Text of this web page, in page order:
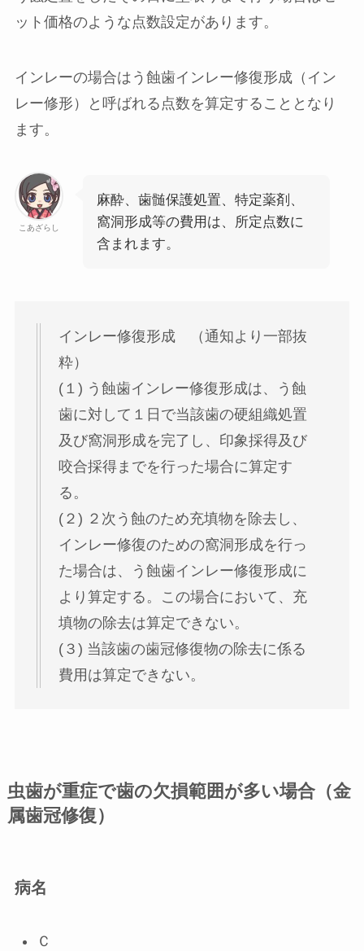
ット価格のような点数設定があります。
インレーの場合は う蝕歯インレー修復形成（イン
レー修形）
と呼ばれる点数を算定することとなり
ます。
こあざらし
麻酔、歯髄保護処置、特定薬剤、
窩洞形成等の費用は、所定点数に
含まれます。
インレー修復形成 （通知より一部抜
粋）
(１) う蝕歯インレー修復形成は、う蝕
歯に対して１日で当該歯の硬組織処置
及び窩洞形成を完了し、印象採得及び
咬合採得までを行った場合に算定す
る。
(２) ２次う蝕のため充填物を除去し、
インレー修復のための窩洞形成を行っ
た場合は、う蝕歯インレー修復形成に
より算定する。この場合において、充
填物の除去は算定できない。
(３) 当該歯の歯冠修復物の除去に係る
費用は算定できない。
虫歯が重症で歯の欠損範囲が多い場合（金
属歯冠修復）
病名
Ｃ